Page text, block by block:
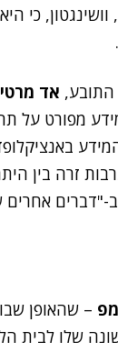
כי
אד
מפורט על
זרה בין
"דברים אחרים
– שהאופן
שלו לבית